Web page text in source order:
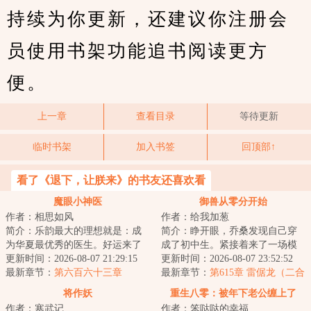
持续为你更新，还建议你注册会
员使用书架功能追书阅读更方
便。
上一章 查看目录 等待更新
临时书架 加入书签 回顶部↑
看了《退下，让朕来》的书友还喜欢看
魔眼小神医
作者：相思如风
简介：乐韵最大的理想就是：成
为华夏最优秀的医生。好运来了
挡不住，高考前无意间开启一个
系统，双眼获得...
更新时间：2026-08-07 21:29:15
最新章节： 第六百六十三章
御兽从零分开始
作者：给我加葱
简介：睁开眼，乔桑发现自己穿
成了初中生。紧接着来了一场模
拟考。毕业她怕了吗？她怕
了……这考的都什么...
更新时间：2026-08-07 23:52:52
最新章节： 第615章 雷倨龙（二合
一）
将作妖
作者：寒武记
重生八零：被年下老公缠上了
作者：笨哒哒的幸福